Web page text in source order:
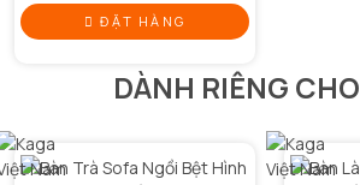
ĐẶT HÀNG
DÀNH RIÊNG